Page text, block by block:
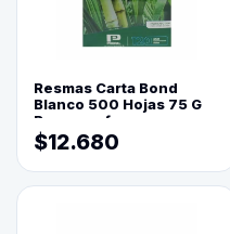
Resmas Carta Bond
Blanco 500 Hojas 75 G
Reprograf.
$12.680